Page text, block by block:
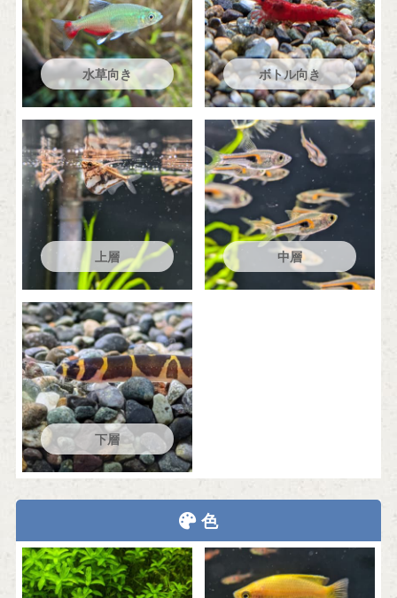
水草向き ボトル向き
上層 中層
下層
色